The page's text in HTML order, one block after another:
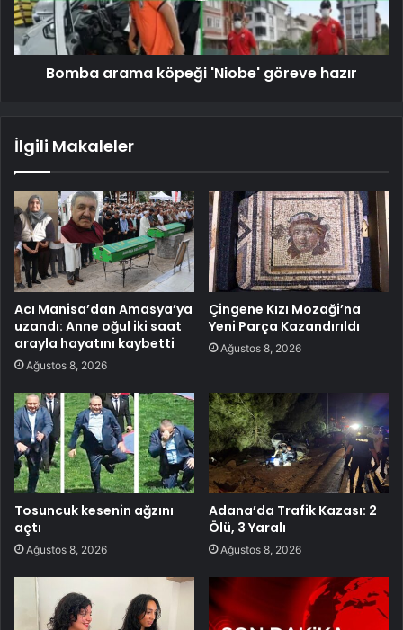
Bomba arama köpeği 'Niobe' göreve hazır
İlgili Makaleler
Acı Manisa’dan Amasya’ya
uzandı: Anne oğul iki saat
arayla hayatını kaybetti
Ağustos 8, 2026
Çingene Kızı Mozaği’na
Yeni Parça Kazandırıldı
Ağustos 8, 2026
Tosuncuk kesenin ağzını
açtı
Ağustos 8, 2026
Adana’da Trafik Kazası: 2
Ölü, 3 Yaralı
Ağustos 8, 2026